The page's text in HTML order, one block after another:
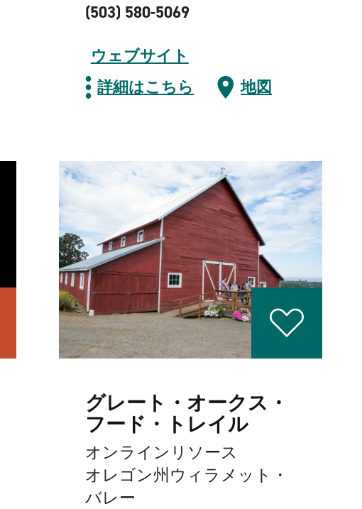
(503) 580-5069
ウェブサイト
詳細はこちら
地図
グレート・オークス・
フード・トレイル
オンラインリソース
オレゴン州ウィラメット・
バレー